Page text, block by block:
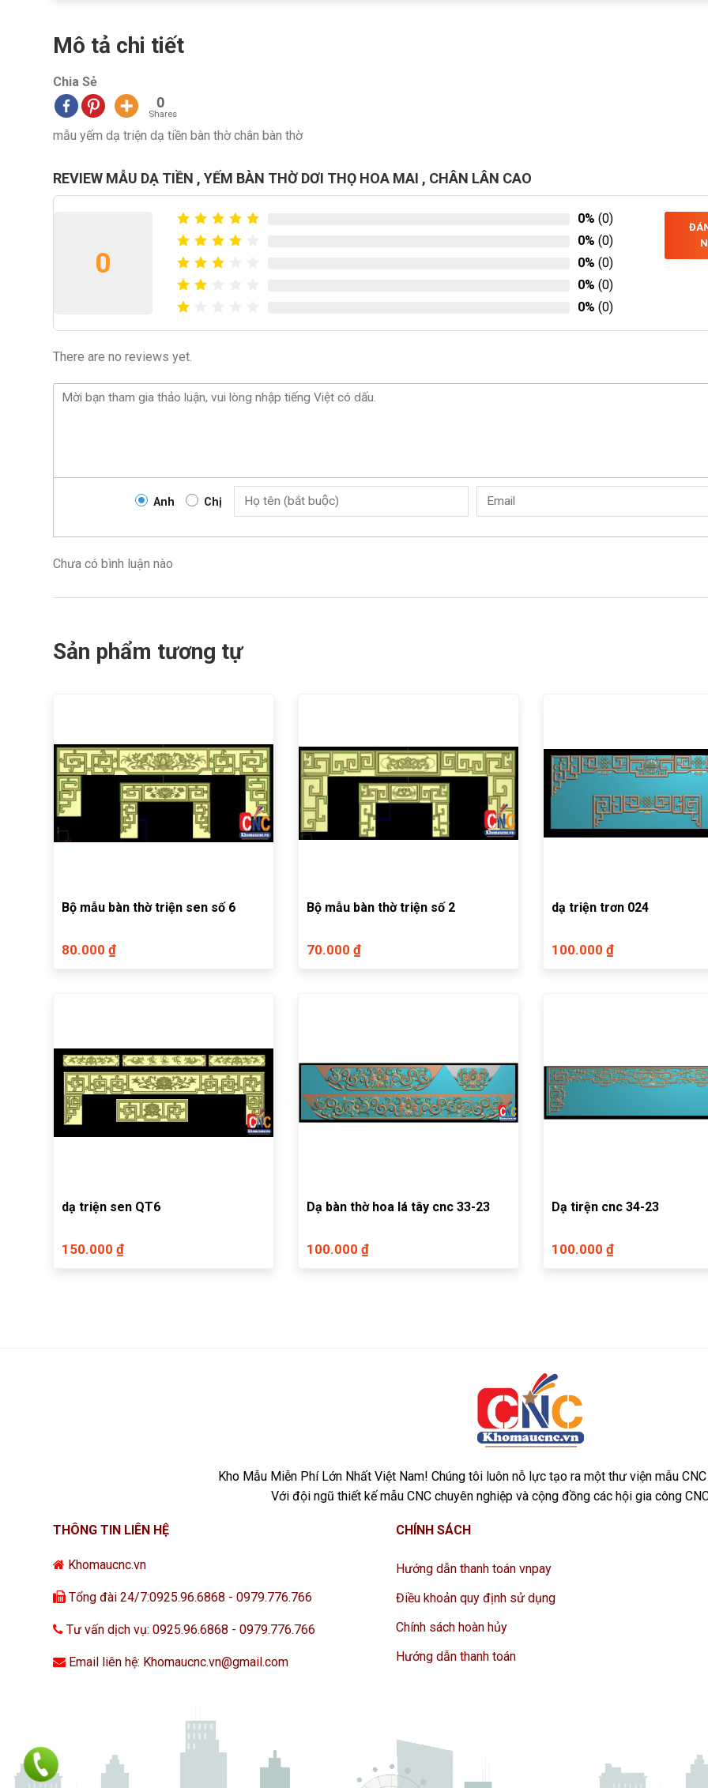
Mô tả chi tiết
Chia Sẻ
0
Shares
mẫu yếm dạ triện dạ tiền bàn thờ chân bàn thờ
REVIEW MẪU DẠ TIỀN , YẾM BÀN THỜ DƠI THỌ HOA MAI , CHÂN LÂN CAO
0
0% (0)
0% (0)
0% (0)
0% (0)
0% (0)
There are no reviews yet.
Anh Chị
Chưa có bình luận nào
Sản phẩm tương tự
Bộ mẫu bàn thờ triện sen số 6
80.000 ₫
Bộ mẫu bàn thờ triện số 2
70.000 ₫
dạ triện trơn 024
100.000 ₫
dạ triện sen QT6
150.000 ₫
Dạ bàn thờ hoa lá tây cnc 33-23
100.000 ₫
Dạ tirện cnc 34-23
100.000 ₫
Kho Mẫu Miễn Phí Lớn Nhất Việt Nam! Chúng tôi luôn nỗ lực tạo ra một thư viện mẫu
Với đội ngũ thiết kế mẫu CNC chuyên nghiệp và cộng đồng các hội gia công
THÔNG TIN LIÊN HỆ
Khomaucnc.vn
Tổng đài 24/7:0925.96.6868 - 0979.776.766
Tư vấn dịch vụ: 0925.96.6868 - 0979.776.766
Email liên hệ: Khomaucnc.vn@gmail.com
CHÍNH SÁCH
Hướng dẫn thanh toán vnpay
Điều khoản quy định sử dụng
Chính sách hoàn hủy
Hướng dẫn thanh toán